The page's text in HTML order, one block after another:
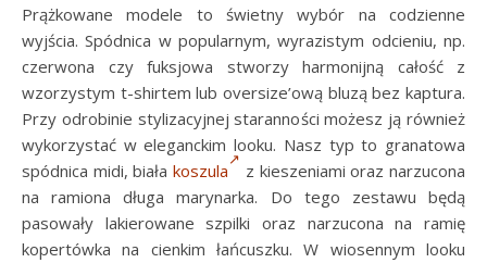
Prążkowane modele to świetny wybór na codzienne
wyjścia. Spódnica w popularnym, wyrazistym odcieniu, np.
czerwona czy fuksjowa stworzy harmonijną całość z
wzorzystym t-shirtem lub oversize’ową bluzą bez kaptura.
Przy odrobinie stylizacyjnej staranności możesz ją również
wykorzystać w eleganckim looku. Nasz typ to granatowa
spódnica midi, białakoszula
z kieszeniami oraz narzucona
na ramiona długa marynarka. Do tego zestawu będą
pasowały lakierowane szpilki oraz narzucona na ramię
kopertówka na cienkim łańcuszku. W wiosennym looku